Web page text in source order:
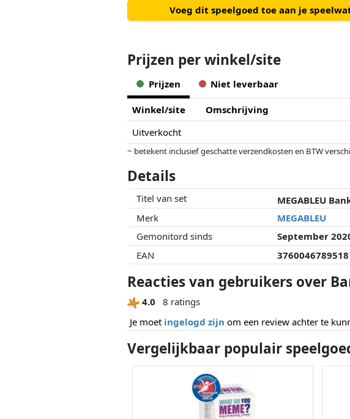
Voeg dit speelgoed toe aan je
Prijzen per winkel/site
Prijzen Niet leverbaar
Winkel/site Omschrijving
Uitverkocht
~ betekent inclusief geschatte verzendkosten en BTW
geen enkele invoed op. Alleen bij gelijke prijzen kunnen
Details
Titel van set
MEGABLEU
Merk
MEGABLEU
Gemonitord sinds
September
EAN
3760046789518
Reacties van gebruikers over
4.0
8 ratings
Je moet ingelogd zijn om een review achter te
Vergelijkbaar populair